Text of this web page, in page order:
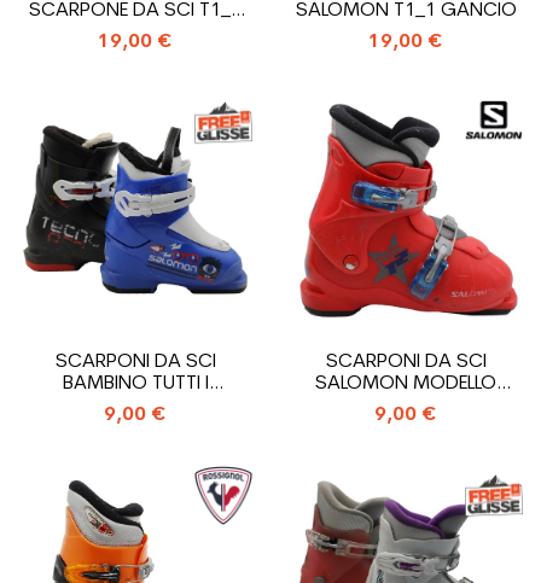
SCARPONE DA SCI T1_1
GANCIO
19,00 €
SALOMON T1_1 GANCIO
19,00 €
SCARPONI DA SCI
BAMBINO TUTTI I
MODELLI_1 GANCI
9,00 €
SCARPONI DA SCI
SALOMON MODELLO
PERFORMA T2_2 GANCI
9,00 €